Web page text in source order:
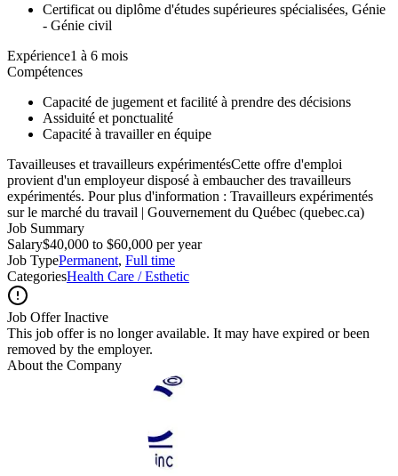
Certificat ou diplôme d'études supérieures spécialisées, Génie
- Génie civil
Expérience1 à 6 mois
Compétences
Capacité de jugement et facilité à prendre des décisions
Assiduité et ponctualité
Capacité à travailler en équipe
Tavailleuses et travailleurs expérimentésCette offre d'emploi
provient d'un employeur disposé à embaucher des travailleurs
expérimentés. Pour plus d'information : Travailleurs expérimentés
sur le marché du travail | Gouvernement du Québec (quebec.ca)
Job Summary
Salary$40,000 to $60,000 per year
Job TypePermanent, Full time
CategoriesHealth Care / Esthetic
Job Offer Inactive
This job offer is no longer available. It may have expired or been
removed by the employer.
About the Company